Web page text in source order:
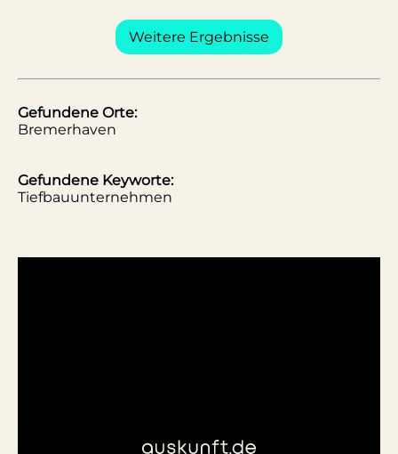
Weitere Ergebnisse
Gefundene Orte:
Bremerhaven
Gefundene Keyworte:
Tiefbauunternehmen